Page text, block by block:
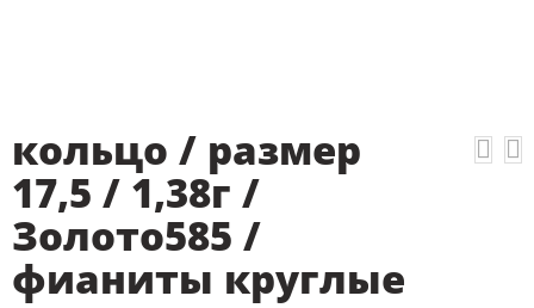
кольцо / размер
17,5 / 1,38г /
Золото585 /
фианиты круглые